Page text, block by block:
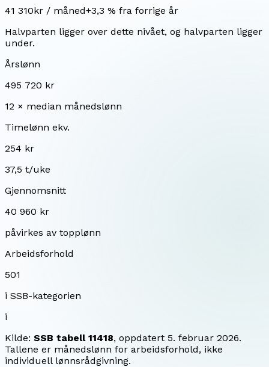
41 310kr / måned+3,3 % fra forrige år
Halvparten ligger over dette nivået, og halvparten ligger
under.
Årslønn
495 720 kr
12 × median månedslønn
Timelønn ekv.
254 kr
37,5 t/uke
Gjennomsnitt
40 960 kr
påvirkes av topplønn
Arbeidsforhold
501
i SSB-kategorien
i
Kilde: SSB tabell 11418, oppdatert 5. februar 2026.
Tallene er månedslønn for arbeidsforhold, ikke
individuell lønnsrådgivning.